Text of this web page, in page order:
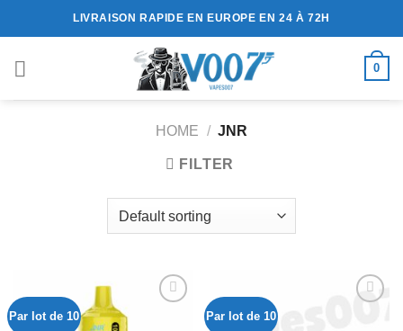
LIVRAISON RAPIDE EN EUROPE EN 24 À 72H
0
HOME / JNR
FILTER
Par lot de 10 Par lot de 10